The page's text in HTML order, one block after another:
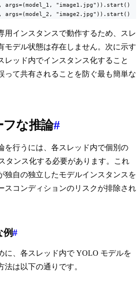
args=(model_1, "image1.jpg")).start()
args=(model_2, "image2.jpg")).start()
用インスタンスで動作するため、スレ
モデル状態は存在しません。次に示す
レッド内でインスタンス化すること
って共有されることを防ぐ最も簡単な
な推論#
を行うには、各スレッド内で個別の
タンス化する必要があります。これ
独自の独立したモデルインスタンスを
スコンディションのリスクが排除され
例#
に、各スレッド内で YOLO モデルを
は以下の通りです。